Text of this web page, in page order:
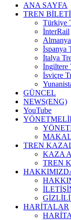
ANA SAYFA
TREN BİLETİ
Türkiye
İnterRail
İspanya
İtalya
İngiltere
İsviçre
GÜNCEL
NEWS(ENG)
YouTube
TREN
KAZA
TREN
HARİTALAR
HARİTA